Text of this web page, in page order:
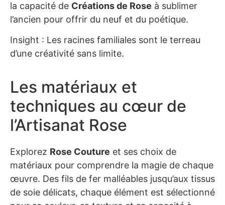
la capacité de Créations de Rose à sublimer
l’ancien pour offrir du neuf et du poétique.
Insight : Les racines familiales sont le terreau
d’une créativité sans limite.
Les matériaux et
techniques au cœur de
l’Artisanat Rose
Explorez Rose Couture et ses choix de
matériaux pour comprendre la magie de chaque
œuvre. Des fils de fer malléables jusqu’aux tissus
de soie délicats, chaque élément est sélectionné